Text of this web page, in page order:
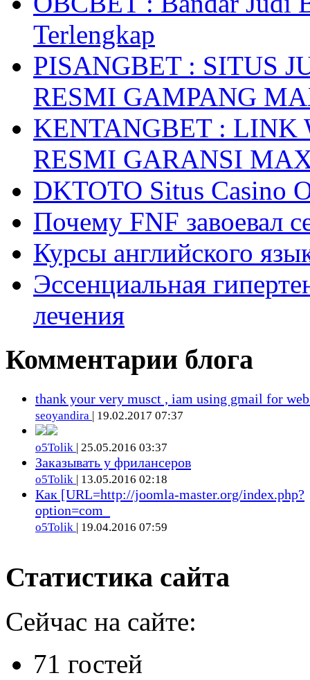
Terlengkap
PISANGBET : SITUS
RESMI GAMPANG
KENTANGBET : LINK
RESMI GARANSI
DKTOTO Situs Casino
Почему FNF завоевал
Курсы английского
Эссенциальная
лечения
Комментарии блога
thank your very musct , iam using gmail for
seoyandira | 19.02.2017 07:37
o5Tolik | 25.05.2016 03:37
Заказывать у фрилансеров
o5Tolik | 13.05.2016 02:18
Как [URL=http://joomla-master.org/index.php?
option=com_
o5Tolik | 19.04.2016 07:59
Статистика сайта
Сейчас на сайте:
71 гостей